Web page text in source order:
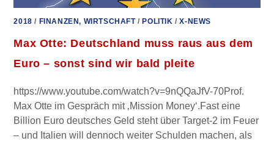
2018 / FINANZEN, WIRTSCHAFT/POLITIK /X-NEWS
Max Otte: Deutschland muss raus aus dem
Euro – sonst sind wir bald pleite
https://www.youtube.com/watch?v=9nQQaJfV-70Prof.
Max Otte im Gespräch mit ‚Mission Money‘.Fast eine
Billion Euro deutsches Geld steht über Target-2 im Feuer
– und Italien will dennoch weiter Schulden machen, als